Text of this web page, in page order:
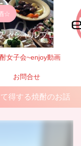
☆
シャルブログ
女子会~enjoy動画
お問合せ
得する焼酎のお話